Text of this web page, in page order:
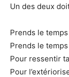
Un des deux
Prends le
Prends le
Pour ressentir
Pour